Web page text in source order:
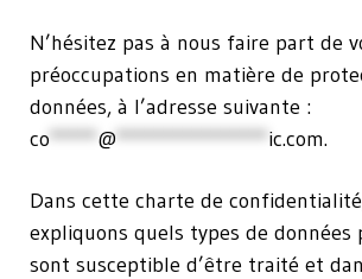
N’hésitez pas à nous faire part de
préoccupations en matière de
données, à l’adresse suivante :
co*****@****************ic.com.
Dans cette charte de
expliquons quels types de données
sont susceptible d’être traité et